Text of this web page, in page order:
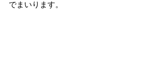
でまいります。